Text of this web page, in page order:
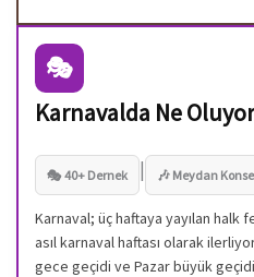
🎭
Karnavalda Ne
🎭 40+ Dernek | 🎶 Meydan
Karnaval; üç haftaya yayılan
asıl karnaval haftası olarak
gece geçidi ve Pazar büyük